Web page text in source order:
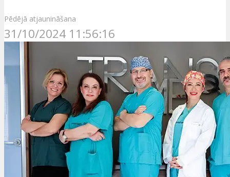
Pēdējā atjaunināšana
31/10/2024 11:56:16